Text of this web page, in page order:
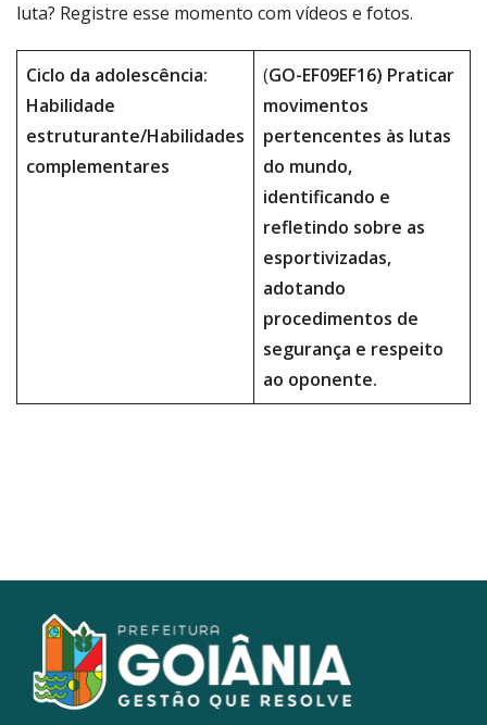
luta? Registre esse momento com vídeos e fotos.
Ciclo da adolescência:
Habilidade
estruturante/Habilidades
complementares
(GO-EF09EF16) Praticar
movimentos
pertencentes às lutas
do mundo,
identificando e
refletindo sobre as
esportivizadas,
adotando
procedimentos de
segurança e respeito
ao oponente.